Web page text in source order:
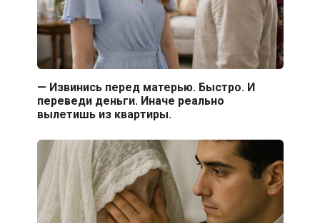
— Извинись перед матерью. Быстро. И
переведи деньги. Иначе реально
вылетишь из квартиры.